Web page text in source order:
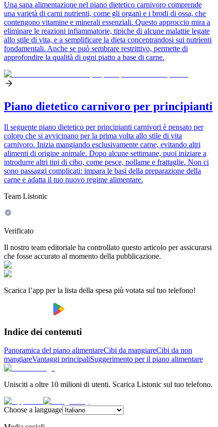
Una sana alimentazione nel piano dietetico carnivoro comprende
una varietà di carni nutrienti, come gli organi e i brodi di ossa, che
contengono vitamine e minerali essenziali. Questo approccio mira a
eliminare le reazioni infiammatorie, tipiche di alcune malattie legate
allo stile di vita, e a semplificare la dieta concentrandosi sui nutrienti
fondamentali. Anche se può sembrare restrittivo, permette di
approfondire la qualità di ogni piatto a base di carne.
Piano dietetico carnivoro per principianti
Il seguente piano dietetico per principianti carnivori è pensato per
coloro che si avvicinano per la prima volta allo stile di vita
carnivoro. Inizia mangiando esclusivamente carne, evitando altri
alimenti di origine animale. Dopo alcune settimane, puoi iniziare a
introdurre altri tipi di cibo, come pesce, pollame e frattaglie. Non ci
sono passaggi complicati: impara le basi della preparazione della
carne e adatta il tuo nuovo regime alimentare.
Team Listonic
Verificato
Il nostro team editoriale ha controllato questo articolo per assicurarsi
che fosse accurato al momento della pubblicazione.
Scarica l’app per la lista della spesa più votata sul tuo telefono!
Indice dei contenuti
Panoramica del piano alimentareCibi da mangiareCibi da non
mangiareVantaggi principaliSuggerimento per il piano alimentare
Unisciti a oltre 10 milioni di utenti. Scarica Listonic sul tuo telefono.
Choose a language